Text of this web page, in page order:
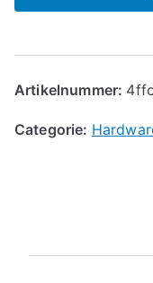
Artikelnummer:
Categorie: